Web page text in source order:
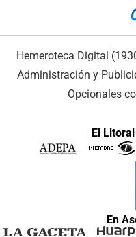
Hemeroteca Digital
Administración y
Opcionales
El
En